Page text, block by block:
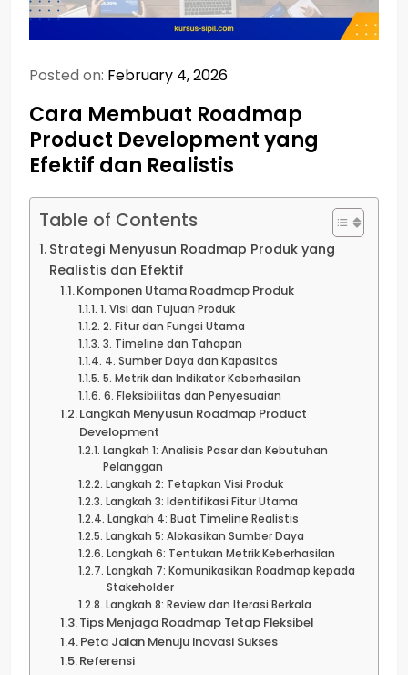
Posted on: February 4, 2026
Cara Membuat Roadmap
Product Development yang
Efektif dan Realistis
Table of Contents
Strategi Menyusun Roadmap Produk yang
Realistis dan Efektif
Komponen Utama Roadmap Produk
1. Visi dan Tujuan Produk
2. Fitur dan Fungsi Utama
3. Timeline dan Tahapan
4. Sumber Daya dan Kapasitas
5. Metrik dan Indikator Keberhasilan
6. Fleksibilitas dan Penyesuaian
Langkah Menyusun Roadmap Product
Development
Langkah 1: Analisis Pasar dan Kebutuhan
Pelanggan
Langkah 2: Tetapkan Visi Produk
Langkah 3: Identifikasi Fitur Utama
Langkah 4: Buat Timeline Realistis
Langkah 5: Alokasikan Sumber Daya
Langkah 6: Tentukan Metrik Keberhasilan
Langkah 7: Komunikasikan Roadmap kepada
Stakeholder
Langkah 8: Review dan Iterasi Berkala
Tips Menjaga Roadmap Tetap Fleksibel
Peta Jalan Menuju Inovasi Sukses
Referensi